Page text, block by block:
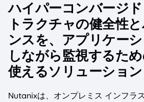
ハイパーコンバージ
トラクチャの健全性
ンスを、アプリケー
しながら監視するた
使えるソリューション
Nutanixは、オンプレミス インフラ